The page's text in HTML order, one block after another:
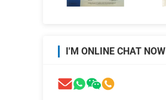
I'M ONLINE CHAT NOW